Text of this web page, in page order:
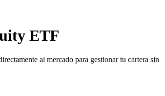
ETF
al mercado para gestionar tu cartera sin